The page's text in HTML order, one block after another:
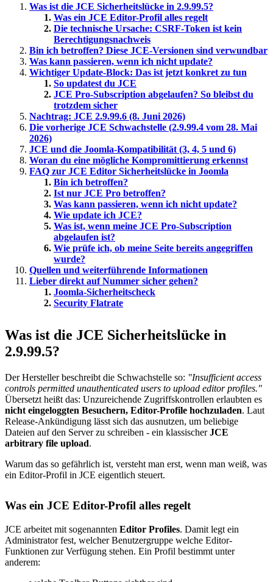
Was ist die JCE Sicherheitslücke in 2.9.99.5?
Was ein JCE Editor-Profil alles regelt
Die technische Ursache: CSRF-Token ist kein
Berechtigungsnachweis
Bin ich betroffen? Diese JCE-Versionen sind verwundbar
Was kann passieren, wenn ich nicht update?
Wichtiger Update-Block: Das ist jetzt konkret zu tun
So updatest du JCE
JCE Pro-Subscription abgelaufen? So bleibst du
trotzdem sicher
Nachtrag: JCE 2.9.99.6 (8. Juni 2026)
Die vorherige JCE Schwachstelle (2.9.99.4 vom 28. Mai
2026)
JCE und die Joomla-Kompatibilität (3, 4, 5 und 6)
Woran du eine mögliche Kompromittierung erkennst
FAQ zur JCE Editor Sicherheitslücke in Joomla
Bin ich betroffen?
Ist nur JCE Pro betroffen?
Was kann passieren, wenn ich nicht update?
Wie update ich JCE?
Was ist, wenn meine JCE Pro-Subscription
abgelaufen ist?
Wie prüfe ich, ob meine Seite bereits angegriffen
wurde?
Quellen und weiterführende Informationen
Lieber direkt auf Nummer sicher gehen?
Joomla-Sicherheitscheck
Security Flatrate
Was ist die JCE Sicherheitslücke in
2.9.99.5?
Der Hersteller beschreibt die Schwachstelle so: "Insufficient access
controls permitted unauthenticated users to upload editor profiles."
Übersetzt heißt das: Unzureichende Zugriffskontrollen erlaubten es
nicht eingeloggten Besuchern, Editor-Profile hochzuladen. Laut
Release-Ankündigung lässt sich das ausnutzen, um beliebige
Dateien auf den Server zu schreiben - ein klassischerJCE
arbitrary file upload.
Warum das so gefährlich ist, versteht man erst, wenn man weiß, was
ein Editor-Profil in JCE eigentlich steuert.
Was ein JCE Editor-Profil alles regelt
JCE arbeitet mit sogenannten Editor Profiles. Damit legt ein
Administrator fest, welcher Benutzergruppe welche Editor-
Funktionen zur Verfügung stehen. Ein Profil bestimmt unter
anderem: